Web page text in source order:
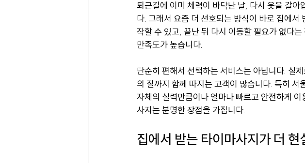
퇴근길에 이미 체력이 바닥난 날, 다시 옷을 갈
다. 그래서 요즘 더 선호되는 방식이 바로 집에
작할 수 있고, 끝난 뒤 다시 이동할 필요가 없다
만족도가 높습니다.
단순히 편해서 선택하는 서비스는 아닙니다. 실
의 질까지 함께 따지는 고객이 많습니다. 특히
자체의 실력만큼이나 얼마나 빠르고 안전하게
사지는 분명한 장점을 가집니다.
집에서 받는 타이마사지가 더 현